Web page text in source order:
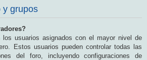
y grupos
los usuarios asignados con el mayor nivel de
Estos usuarios pueden controlar todas las
del foro, incluyendo configuraciones de